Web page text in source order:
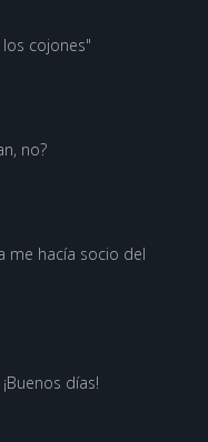
cojones"
no?
me hacía socio del
días!